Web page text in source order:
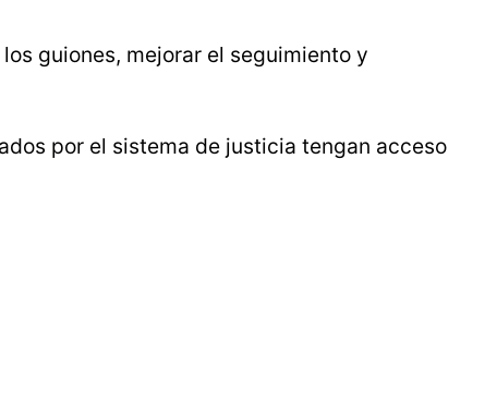
guiones, mejorar el seguimiento y
por el sistema de justicia tengan acceso